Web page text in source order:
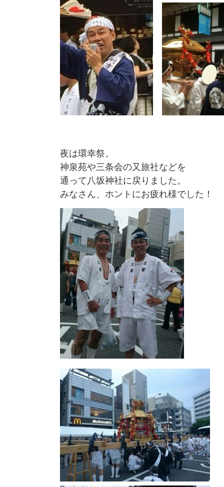
夜は環幸祭。
神泉苑や三条会の又旅社などを
通って八坂神社に戻りました。
みなさん、ホントにお疲れ様でした！